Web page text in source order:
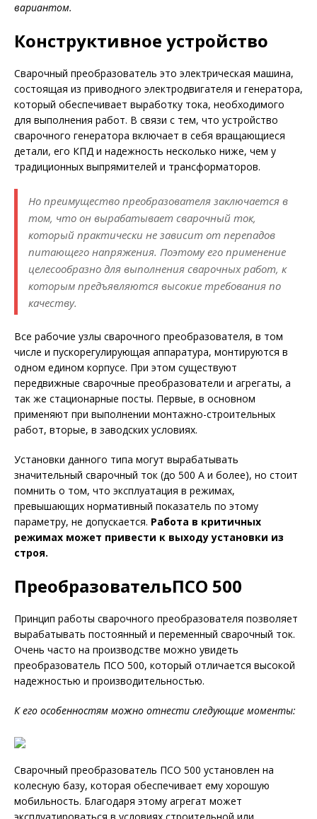
вариантом.
Конструктивное устройство
Сварочный преобразователь это электрическая машина,
состоящая из приводного электродвигателя и генератора,
который обеспечивает выработку тока, необходимого
для выполнения работ. В связи с тем, что устройство
сварочного генератора включает в себя вращающиеся
детали, его КПД и надежность несколько ниже, чем у
традиционных выпрямителей и трансформаторов.
Но преимущество преобразователя заключается в
том, что он вырабатывает сварочный ток,
который практически не зависит от перепадов
питающего напряжения. Поэтому его применение
целесообразно для выполнения сварочных работ, к
которым предъявляются высокие требования по
качеству.
Все рабочие узлы сварочного преобразователя, в том
числе и пускорегулирующая аппаратура, монтируются в
одном едином корпусе. При этом существуют
передвижные сварочные преобразователи и агрегаты, а
так же стационарные посты. Первые, в основном
применяют при выполнении монтажно-строительных
работ, вторые, в заводских условиях.
Установки данного типа могут вырабатывать
значительный сварочный ток (до 500 А и более), но стоит
помнить о том, что эксплуатация в режимах,
превышающих нормативный показатель по этому
параметру, не допускается. Работа в критичных
режимах может привести к выходу установки из
строя.
ПреобразовательПСО 500
Принцип работы сварочного преобразователя позволяет
вырабатывать постоянный и переменный сварочный ток.
Очень часто на производстве можно увидеть
преобразователь ПСО 500, который отличается высокой
надежностью и производительностью.
К его особенностям можно отнести следующие моменты:
Сварочный преобразователь ПСО 500 установлен на
колесную базу, которая обеспечивает ему хорошую
мобильность. Благодаря этому агрегат может